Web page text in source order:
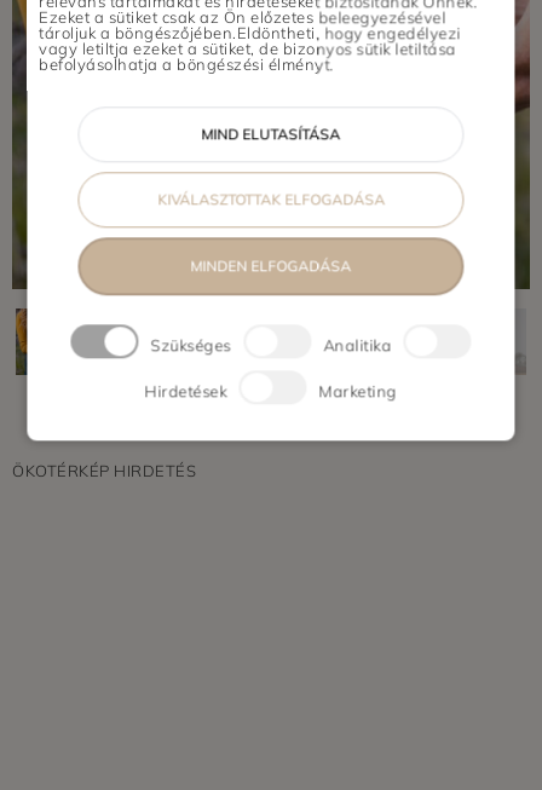
ÖKOTÉRKÉP HIRDETÉS
Ezeket a sütiket csak az Ön előzetes beleegyezésével
tároljuk a böngészőjében.Eldöntheti, hogy engedélyezi
vagy letiltja ezeket a sütiket, de bizonyos sütik letiltása
befolyásolhatja a böngészési élményt.
MIND ELUTASÍTÁSA
KIVÁLASZTOTTAK ELFOGADÁSA
MINDEN ELFOGADÁSA
Szükséges Analitika
Hirdetések Marketing